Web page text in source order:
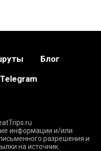
Блог
Telegram
информации и/или
разрешения и
на источник.